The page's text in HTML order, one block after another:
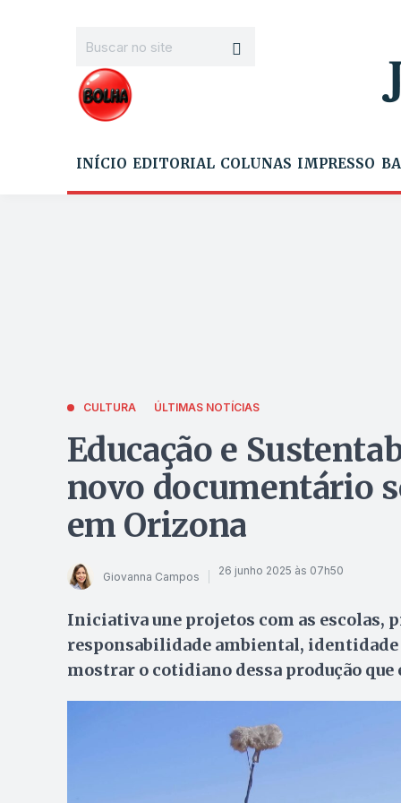
INÍCIO EDITORIAL COLUNAS IMPRESSO
CULTURA ÚLTIMAS NOTÍCIAS
Educação e
novo documentário
em Orizona
Giovanna Campos 26 junho 2025 às 07h50
Iniciativa une projetos com as escolas,
responsabilidade ambiental, identidade
mostrar o cotidiano dessa produção que